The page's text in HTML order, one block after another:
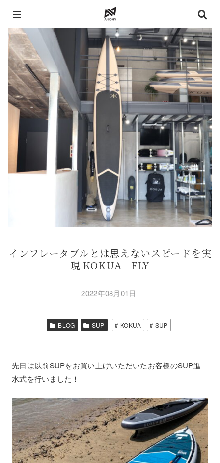
インフレータブルとは思えないスピードを実
現 KOKUA | FLY
2022年08月01日
BLOG SUP KOKUA SUP
先日は以前SUPをお買い上げいただいたお客様のSUP進
水式を行いました！